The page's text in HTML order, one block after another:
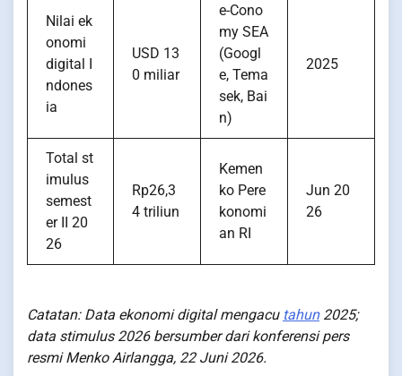
Nilai ek
onomi
digital I
ndones
ia
USD 13
0 miliar
e-Cono
my SEA
(Googl
e, Tema
sek, Bai
n)
2025
Total st
imulus
semest
er II 20
26
Rp26,3
4 triliun
Kemen
ko Pere
konomi
an RI
Jun 20
26
Catatan: Data ekonomi digital mengacu tahun2025;
data stimulus 2026 bersumber dari konferensi pers
resmi Menko Airlangga, 22 Juni 2026.